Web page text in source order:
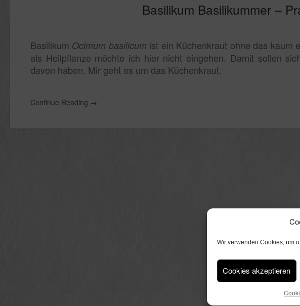
Wir verwenden Cookies, um
Cookies akzeptieren
Basilikum Basilikummer –
Basilikum Ocimum basilicum ist ein Küchenkraut ohne das kaum
als Heilpflanze möchte ich hier nicht eingehen. Damit sollen
davon haben. Mir geht es um das Küchenkraut.
Continue Reading →